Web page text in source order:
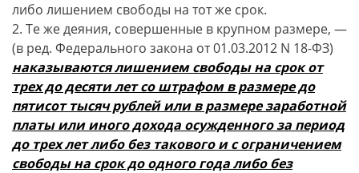
либо лишением свободы на тот же срок.
2. Те же деяния, совершенные в крупном размере, —
(в ред. Федерального закона от 01.03.2012 N 18-ФЗ)
наказываются лишением свободы на срок от
трех до десяти лет со штрафом в размере до
пятисот тысяч рублей или в размере заработной
платы или иного дохода осужденного за период
до трех лет либо без такового и с ограничением
свободы на срок до одного года либо без